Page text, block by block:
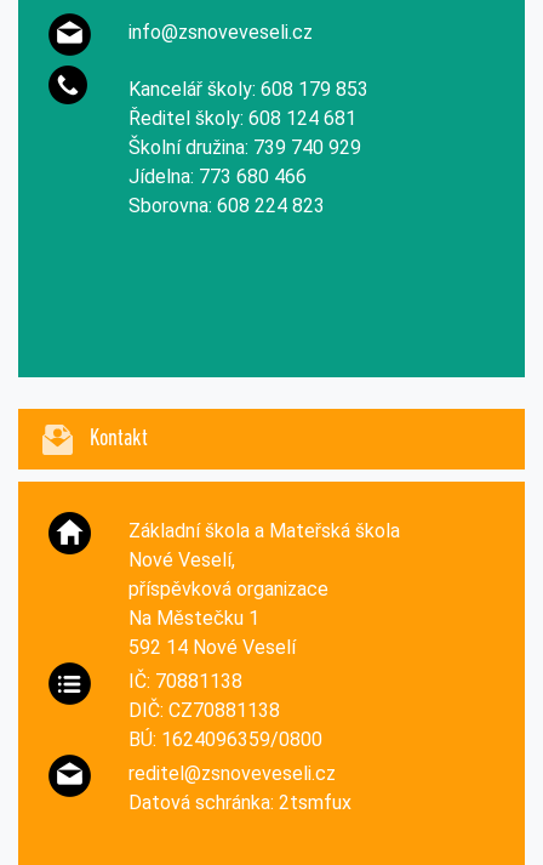
info@zsnoveveseli.cz
Kancelář školy: 608 179 853
Ředitel školy: 608 124 681
Školní družina: 739 740 929
Jídelna: 773 680 466
Sborovna: 608 224 823
Kontakt
Základní škola a Mateřská škola
Nové Veselí,
příspěvková organizace
Na Městečku 1
592 14 Nové Veselí
IČ: 70881138
DIČ: CZ70881138
BÚ: 1624096359/0800
reditel@zsnoveveseli.cz
Datová schránka: 2tsmfux